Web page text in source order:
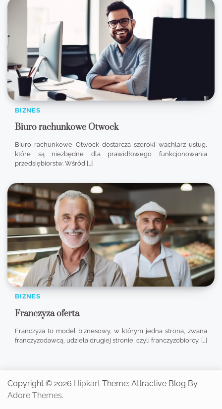
BIZNES
Biuro rachunkowe Otwock
Biuro rachunkowe Otwock dostarcza szeroki wachlarz usług,
które są niezbędne dla prawidłowego funkcjonowania
przedsiębiorstw. Wśród […]
BIZNES
Franczyza oferta
Franczyza to model biznesowy, w którym jedna strona, zwana
franczyzodawcą, udziela drugiej stronie, czyli franczyzobiorcy, […]
Copyright © 2026 Hipkart Theme: Attractive Blog By
Adore Themes.